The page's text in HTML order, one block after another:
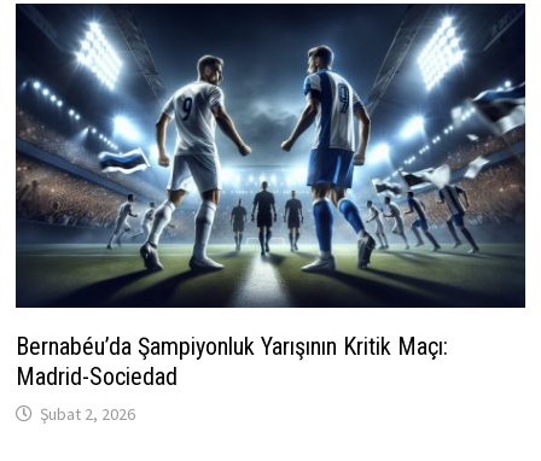
Bernabéu’da Şampiyonluk Yarışının Kritik Maçı:
Madrid-Sociedad
Şubat 2, 2026